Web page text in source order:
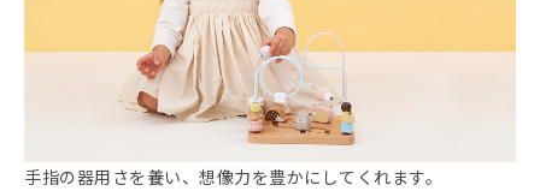
手指の器用さを養い、想像力を豊かにしてくれます。